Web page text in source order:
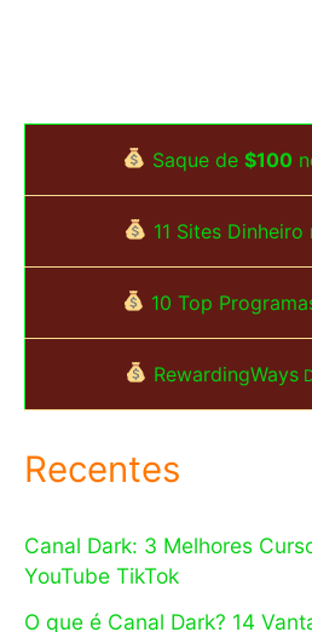
Saque de $100
11 Sites
10 Top
RewardingWays
Recentes
Canal Dark: 3 Melhores
YouTube TikTok
O que é Canal Dark? 14